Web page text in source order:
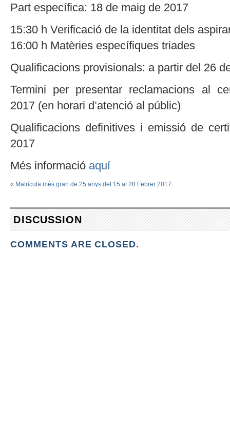
Part específica: 18 de maig de 2017
15:30 h Verificació de la identitat dels
16:00 h Matèries específiques triades
Qualificacions provisionals: a partir del 26
Termini per presentar reclamacions al
2017 (en horari d’atenció al públic)
Qualificacions definitives i emissió de
2017
Més informació aquí
« Matrícula més gran de 25 anys del 15 al 28 Febrer 2017
DISCUSSION
COMMENTS ARE CLOSED.